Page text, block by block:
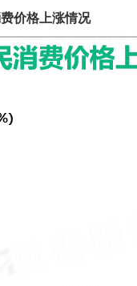
价格上涨情况